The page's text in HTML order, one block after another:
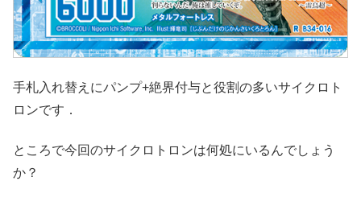
手札入れ替えにパンプ+絶界付与と役割の多いサイクロト
ロンです．
ところで今回のサイクロトロンは何処にいるんでしょう
か？